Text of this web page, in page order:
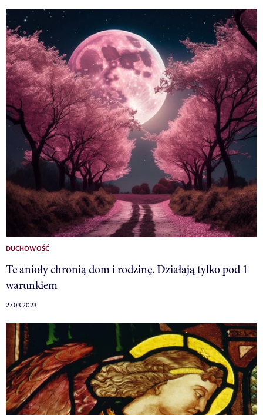
DUCHOWOŚĆ
Te anioły chronią dom i rodzinę. Działają tylko pod 1
warunkiem
27.03.2023